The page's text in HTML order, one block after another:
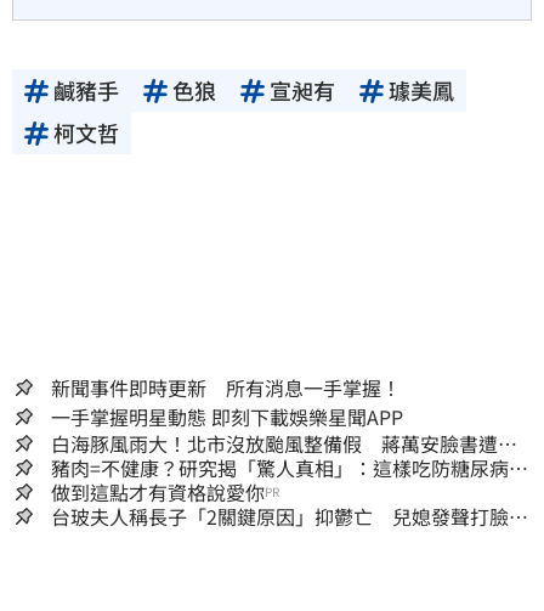
鹹豬手 色狼 宣昶有
璩美鳳
柯文哲
新聞事件即時更新 所有消息一手掌握！
一手掌握明星動態 即刻下載娛樂星聞APP
白海豚風雨大！北市沒放颱風整備假 蔣萬安臉書遭網
友灌爆：標準在哪？
豬肉=不健康？研究揭「驚人真相」：這樣吃防糖尿病、
降膽固醇
做到這點才有資格說愛你PR
台玻夫人稱長子「2關鍵原因」抑鬱亡 兒媳發聲打臉：